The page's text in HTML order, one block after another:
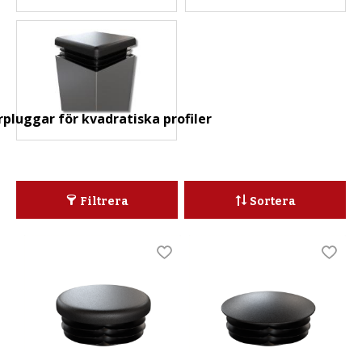
för kvadratiska profiler
Filtrera Sortera
Lägg till i favoriter